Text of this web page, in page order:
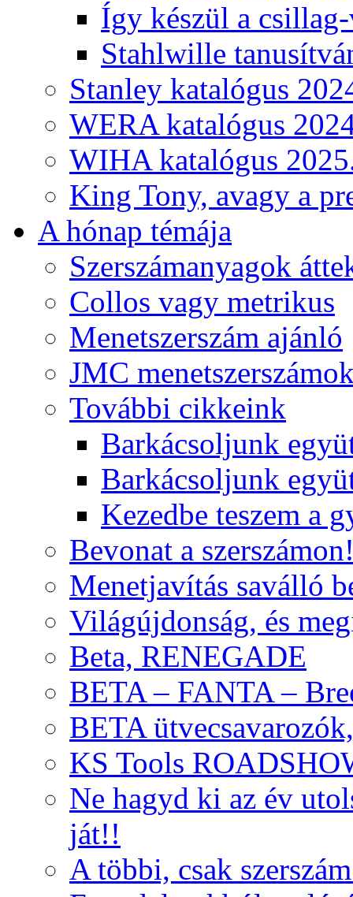
Így készül a
Stahlwille
Stanley katalógus
WERA katalógus
WIHA katalógus
King Tony, avagy a
A hónap témája
Szerszámanyagok
Collos vagy metrikus
Menetszerszám ajánló
JMC
További cikkeink
Barkácsoljunk
Barkácsoljunk
Kezedbe teszem a
Bevonat a
Menetjavítás saválló
Világújdonság, és
Beta, RENEGADE
BETA – FANTA –
BETA
KS Tools
Ne hagyd ki az év
ját!!
A többi, csak